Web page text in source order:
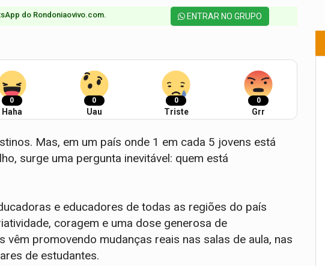
do Rondoniaovivo.com.​ ENTRAR NO GRUPO
0
Haha
0
Uau
0
Triste
0
Grr
Mas, em um país onde 1 em cada 5 jovens está
surge uma pergunta inevitável: quem está
e educadores de todas as regiões do país
coragem e uma dose generosa de
promovendo mudanças reais nas salas de aula, nas
de estudantes.